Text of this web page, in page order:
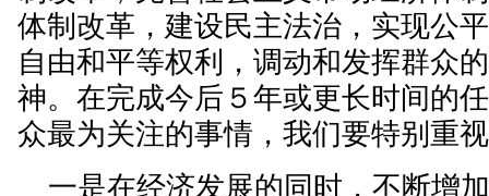
体制改革，建设民主法治，实现公
自由和平等权利，调动和发挥群众
神。在完成今后５年或更长时间的
众最为关注的事情，我们要特别重
一是在经济发展的同时，不断增